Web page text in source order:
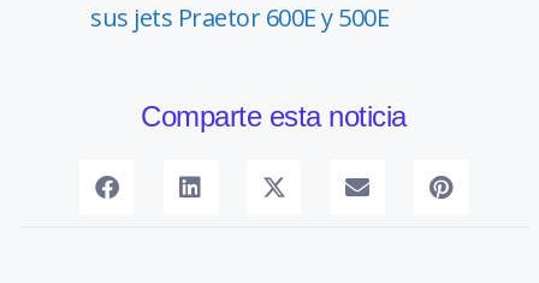
sus jets Praetor 600E y 500E
Comparte esta noticia